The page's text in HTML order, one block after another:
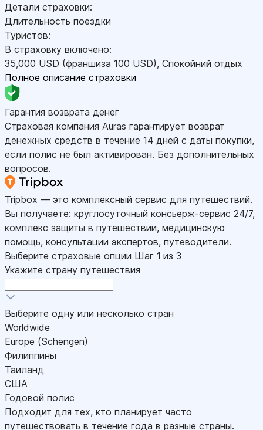
Детали страховки:
Длительность поездки
Туристов:
В страховку включено:
35,000 USD (франшиза 100 USD), Спокойний отдых
Полное описание страховки
Гарантия возврата денег
Страховая компания Auras гарантирует возврат
денежных средств в течение 14 дней с даты покупки,
если полис не был активирован. Без дополнительных
вопросов.
Tripbox — это комплексный сервис для путешествий.
Вы получаете: круглосуточный консьерж-сервис 24/7,
комплекс защиты в путешествии, медицинскую
помощь, консультации экспертов, путеводители.
Выберите страховые опции Шаг 1 из 3
Укажите страну путешествия
Выберите одну или несколько стран
Worldwide
Europe (Schengen)
Филиппины
Таиланд
США
Годовой полис
Подходит для тех, кто планирует часто
путешествовать в течение года в разные страны.